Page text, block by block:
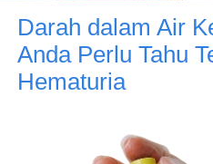
Minta
Darah dalam Air
Anda Perlu Tahu
Hematuria